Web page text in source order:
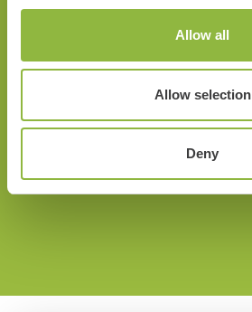
Allow all
Allow selection
Deny
Radio Kootwijk